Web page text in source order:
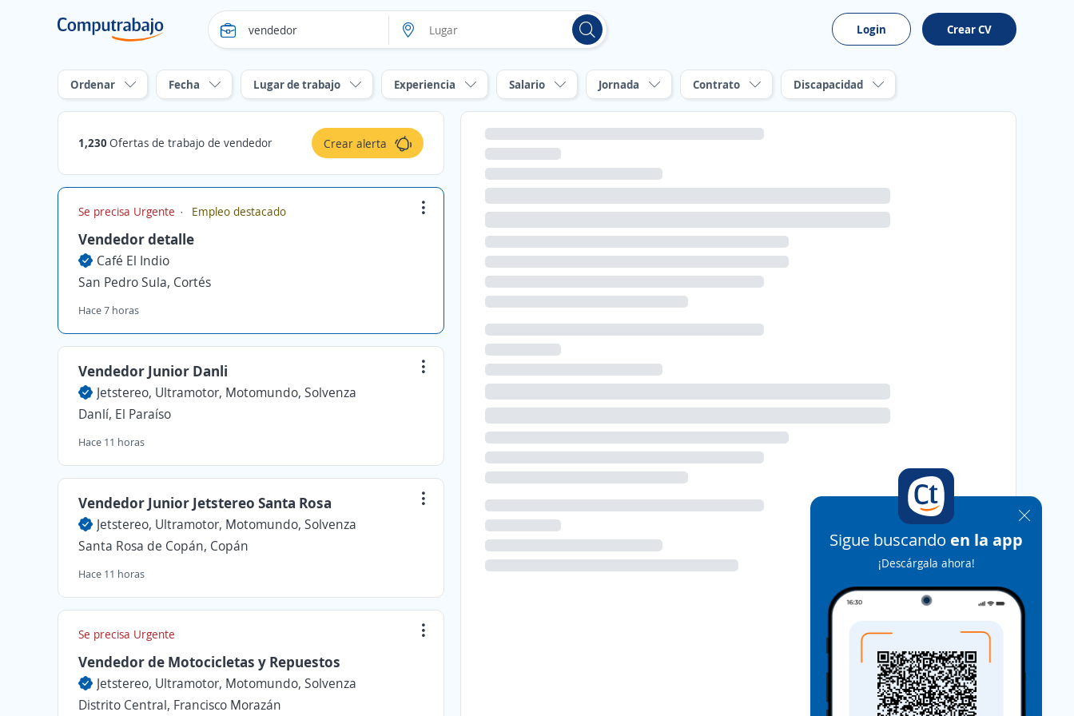
Login Crear CV
Ordenar Fecha Lugar de trabajo Experiencia Salario Jornada Contrato Discapacidad
1,230 Ofertas de trabajo de vendedor Crear alerta
Se precisa Urgente Empleo destacado
Vendedor detalle
Café El Indio
San Pedro Sula, Cortés
Hace 7 horas
Vendedor Junior Danli
Jetstereo, Ultramotor, Motomundo, Solvenza
Danlí, El Paraíso
Hace 11 horas
Vendedor Junior Jetstereo Santa Rosa
Jetstereo, Ultramotor, Motomundo, Solvenza
Santa Rosa de Copán, Copán
Hace 11 horas
Se precisa Urgente
Vendedor de Motocicletas y Repuestos
Jetstereo, Ultramotor, Motomundo, Solvenza
Distrito Central, Francisco Morazán
Sigue buscando en la app
¡Descárgala ahora!